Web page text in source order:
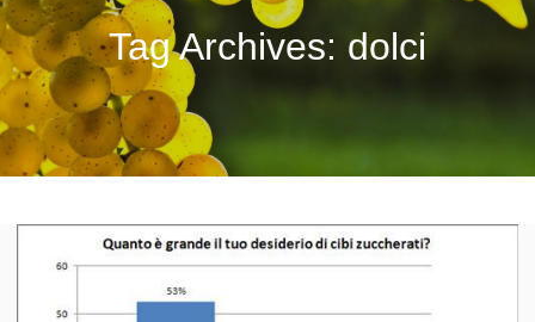
Tag Archives: dolci